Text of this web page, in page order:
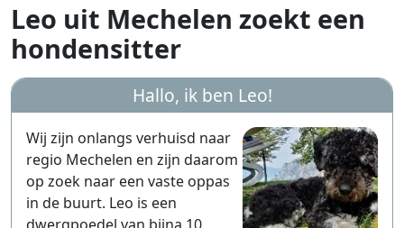
Leo uit Mechelen zoekt een
hondensitter
Hallo, ik ben Leo!
Wij zijn onlangs verhuisd naar
regio Mechelen en zijn daarom
op zoek naar een vaste oppas
in de buurt. Leo is een